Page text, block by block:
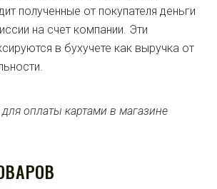
полученные от покупателя деньги
на счет компании. Эти
в бухучете как выручка от